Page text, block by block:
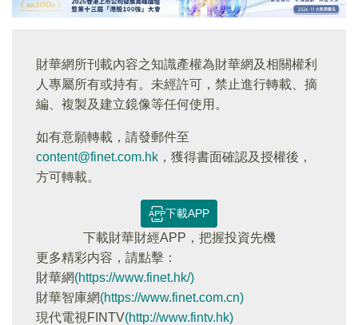
財華網所刊載內容之知識產權為財華網及相關權利
人專屬所有或持有。未經許可，禁止進行轉載、摘
編、複製及建立鏡像等任何使用。
如有意願轉載，請發郵件至
content@finet.com.hk ，獲得書面確認及授權後，
方可轉載。
下載APP
下載財華財經APP，把握投資先機
更多精彩内容，請點擊：
財華網(https://www.finet.hk/)
財華智庫網(https://www.finet.com.cn)
現代電視FINTV(http://www.fintv.hk)